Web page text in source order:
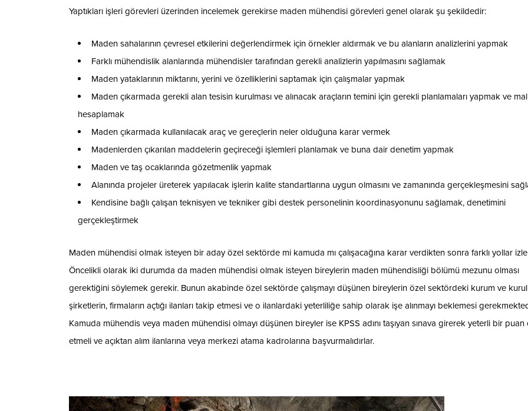
Yaptıkları işleri görevleri üzerinden incelemek gerekirse maden mühendisi görevleri genel olarak şu şekildedir:
Maden sahalarının çevresel etkilerini değerlendirmek için örnekler aldırmak ve bu alanların analizlerini yapmak
Farklı mühendislik alanlarında mühendisler tarafından gerekli analizlerin yapılmasını sağlamak
Maden yataklarının miktarını, yerini ve özelliklerini saptamak için çalışmalar yapmak
Maden çıkarmada gerekli alan tesisin kurulması ve alınacak araçların temini için gerekli planlamaları yapmak ve
hesaplamak
Maden çıkarmada kullanılacak araç ve gereçlerin neler olduğuna karar vermek
Madenlerden çıkarılan maddelerin geçireceği işlemleri planlamak ve buna dair denetim yapmak
Maden ve taş ocaklarında gözetmenlik yapmak
Alanında projeler üreterek yapılacak işlerin kalite standartlarına uygun olmasını ve zamanında gerçekleşmesini
Kendisine bağlı çalışan teknisyen ve tekniker gibi destek personelinin koordinasyonunu sağlamak, denetimini
gerçekleştirmek
Maden mühendisi olmak isteyen bir aday özel sektörde mi kamuda mı çalışacağına karar verdikten sonra farklı yollar
Öncelikli olarak iki durumda da maden mühendisi olmak isteyen bireylerin maden mühendisliği bölümü mezunu olması
gerektiğini söylemek gerekir. Bunun akabinde özel sektörde çalışmayı düşünen bireylerin özel sektördeki kurum ve
şirketlerin, firmaların açtığı ilanları takip etmesi ve o ilanlardaki yeterliliğe sahip olarak işe alınmayı beklemesi
Kamuda mühendis veya maden mühendisi olmayı düşünen bireyler ise KPSS adını taşıyan sınava girerek yeterli bir puan
etmeli ve açıktan alım ilanlarına veya merkezi atama kadrolarına başvurmalıdırlar.